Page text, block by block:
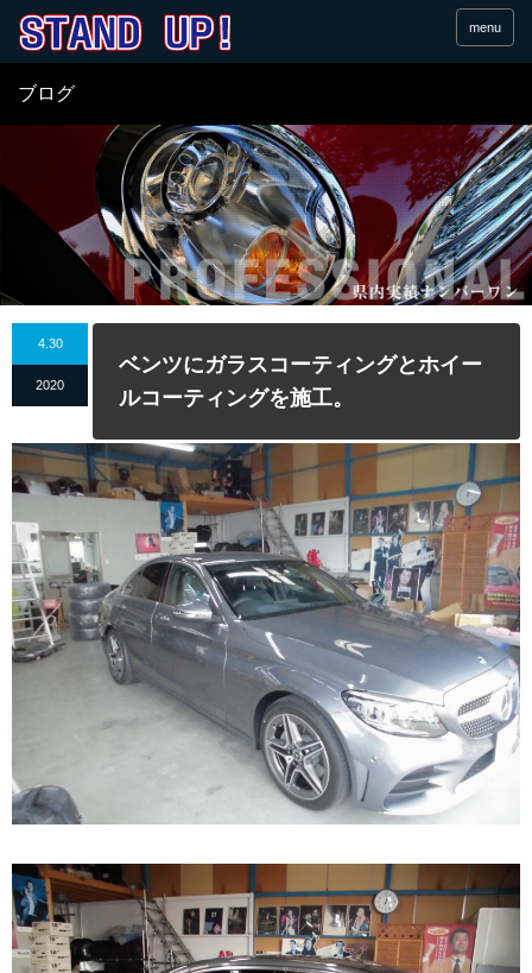
menu
ブログ
4.30
2020
ベンツにガラスコーティングとホイー
ルコーティングを施工。